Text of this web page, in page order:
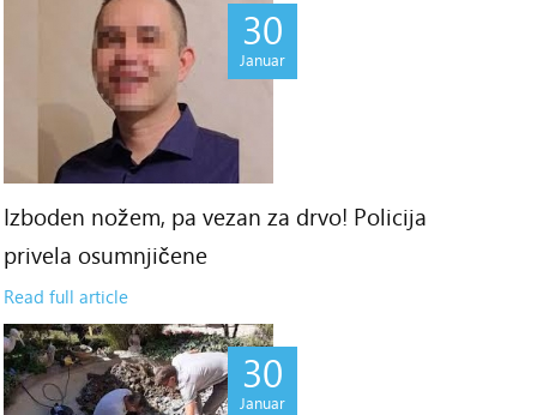
30
Januar
Izboden nožem, pa vezan za drvo! Policija
privela osumnjičene
Read full article
30
Januar